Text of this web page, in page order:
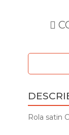
Rola satin